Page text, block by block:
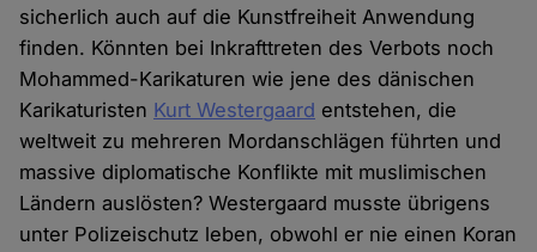
sicherlich auch auf die Kunstfreiheit Anwendung
finden. Könnten bei Inkrafttreten des Verbots noch
Mohammed-Karikaturen wie jene des dänischen
Karikaturisten Kurt Westergaard entstehen, die
weltweit zu mehreren Mordanschlägen führten und
massive diplomatische Konflikte mit muslimischen
Ländern auslösten? Westergaard musste übrigens
unter Polizeischutz leben, obwohl er nie einen Koran